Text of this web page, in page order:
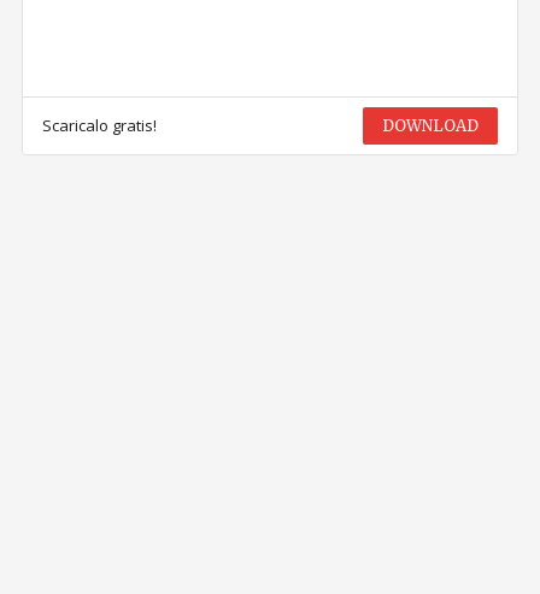
Scaricalo gratis! DOWNLOAD